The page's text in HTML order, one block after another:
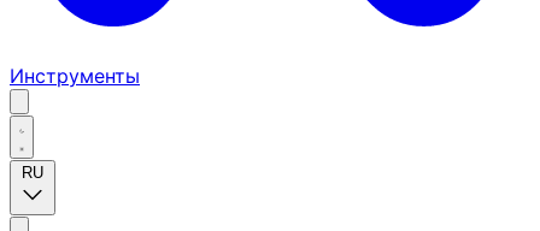
Инструменты
RU